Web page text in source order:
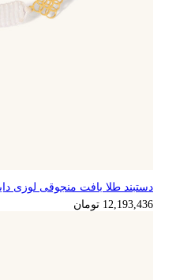
3,048,359 تومان
دستبند طلا بافت منجوقی لوزی دایره
12,193,436 تومان